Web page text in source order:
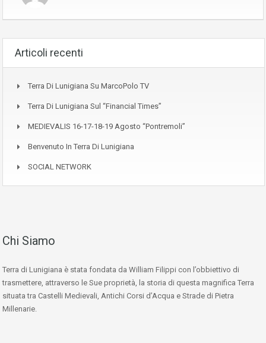
Articoli recenti
Terra Di Lunigiana Su MarcoPolo TV
Terra Di Lunigiana Sul “Financial Times”
MEDIEVALIS 16-17-18-19 Agosto “Pontremoli”
Benvenuto In Terra Di Lunigiana
SOCIAL NETWORK
Chi Siamo
Terra di Lunigiana è stata fondata da William Filippi con l’obbiettivo di
trasmettere, attraverso le Sue proprietà, la storia di questa magnifica Terra
situata tra Castelli Medievali, Antichi Corsi d’Acqua e Strade di Pietra
Millenarie.